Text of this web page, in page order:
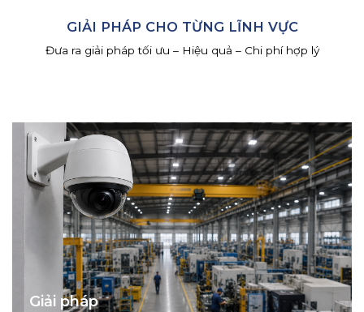
GIẢI PHÁP CHO TỪNG LĨNH VỰC
Đưa ra giải pháp tối ưu – Hiệu quả – Chi phí hợp lý
Giải pháp